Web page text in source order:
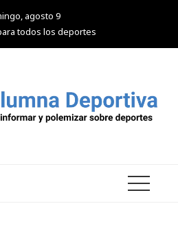
agosto 9
todos los deportes